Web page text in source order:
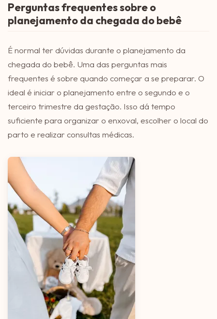
Perguntas frequentes sobre o
planejamento da chegada do bebê
É normal ter dúvidas durante o planejamento da
chegada do bebê. Uma das perguntas mais
frequentes é sobre quando começar a se preparar. O
ideal é iniciar o planejamento entre o segundo e o
terceiro trimestre da gestação. Isso dá tempo
suficiente para organizar o enxoval, escolher o local do
parto e realizar consultas médicas.